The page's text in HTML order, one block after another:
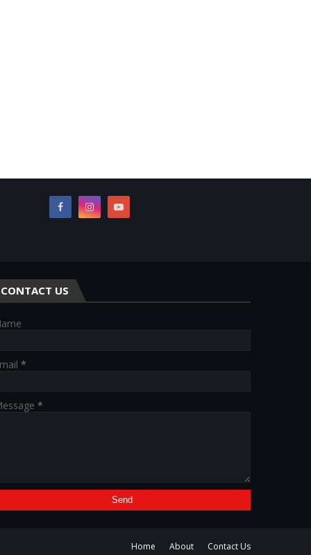
CONTACT US
*
*
Home About Contact Us